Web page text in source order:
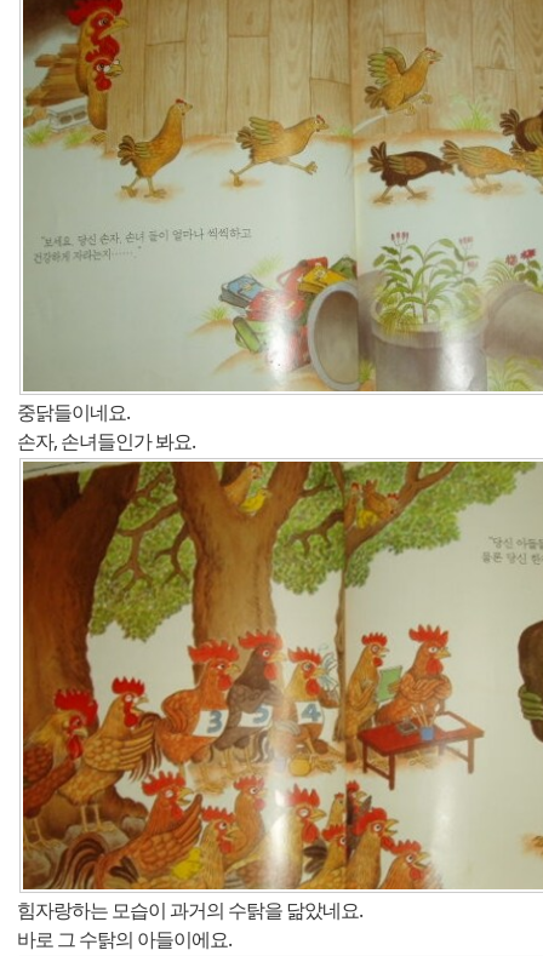
중닭들이네요.
손자, 손녀들인가 봐요.
힘자랑하는 모습이 과거의 수탉을 닮았네요.
바로 그 수탉의 아들이에요.